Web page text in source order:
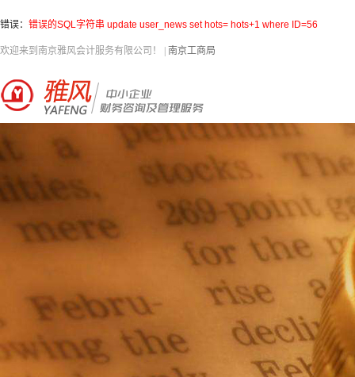
错误： 错误的SQL字符串 update user_news set hots= hots+1 where ID=56
欢迎来到南京雅风会计服务有限公司！ 南京工商局